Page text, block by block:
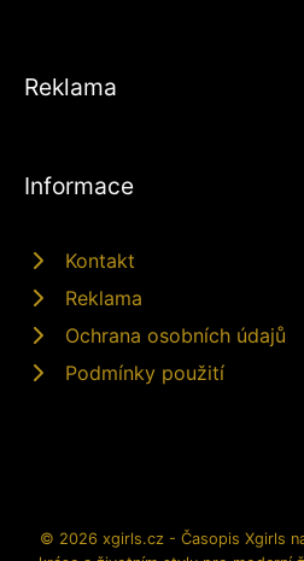
Reklama
Informace
Kontakt
Reklama
Ochrana osobních údajů
Podmínky použití
© 2026 xgirls.cz - Časopis Xgirls